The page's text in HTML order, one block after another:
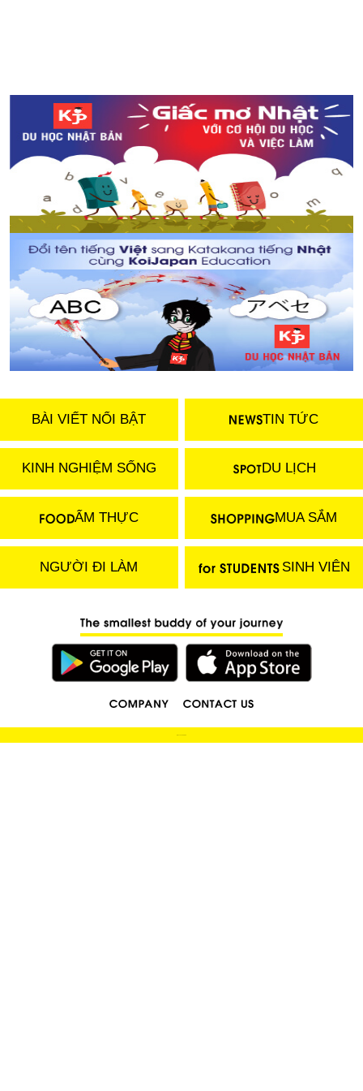
BÀI VIẾT NỔI BẬT TIN TỨC
KINH NGHIỆM SỐNG DU LỊCH
ẨM THỰC MUA SẮM
NGƯỜI ĐI LÀM SINH VIÊN